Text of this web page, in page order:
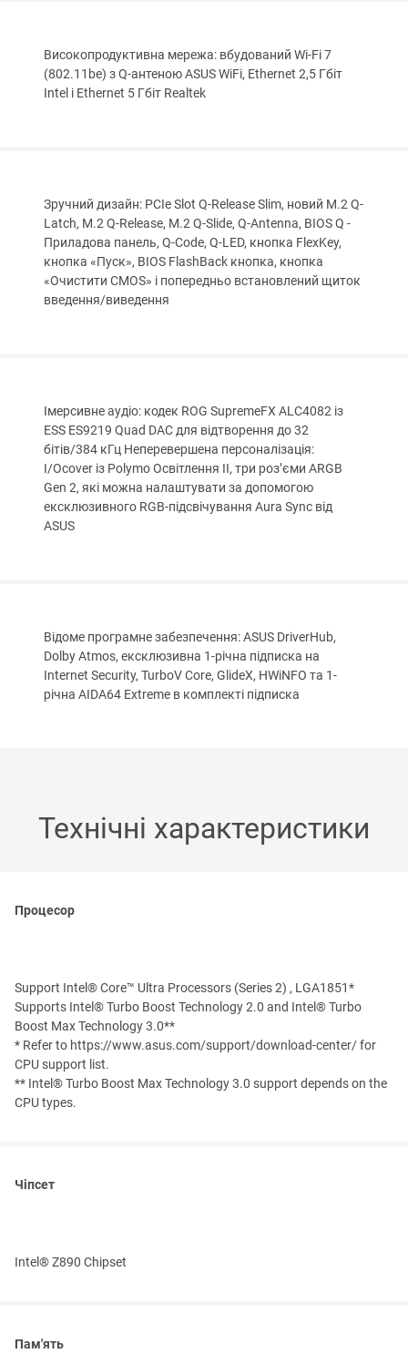
Високопродуктивна мережа: вбудований Wi-Fi 7
(802.11be) з Q-антеною ASUS WiFi, Ethernet 2,5 Гбіт
Intel і Ethernet 5 Гбіт Realtek
Зручний дизайн: PCIe Slot Q-Release Slim, новий M.2 Q-
Latch, M.2 Q-Release, M.2 Q-Slide, Q-Antenna, BIOS Q -
Приладова панель, Q-Code, Q-LED, кнопка FlexKey,
кнопка «Пуск», BIOS FlashBack кнопка, кнопка
«Очистити CMOS» і попередньо встановлений щиток
введення/виведення
Імерсивне аудіо: кодек ROG SupremeFX ALC4082 із
ESS ES9219 Quad DAC для відтворення до 32
бітів/384 кГц Неперевершена персоналізація:
I/Ocover із Polymo Освітлення II, три роз’єми ARGB
Gen 2, які можна налаштувати за допомогою
ексклюзивного RGB-підсвічування Aura Sync від
ASUS
Відоме програмне забезпечення: ASUS DriverHub,
Dolby Atmos, ексклюзивна 1-річна підписка на
Internet Security, TurboV Core, GlideX, HWiNFO та 1-
річна AIDA64 Extreme в комплекті підписка
Технічні характеристики
Процесор
Support Intel® Core™ Ultra Processors (Series 2) , LGA1851*
Supports Intel® Turbo Boost Technology 2.0 and Intel® Turbo
Boost Max Technology 3.0**
* Refer to https://www.asus.com/support/download-center/ for
CPU support list.
** Intel® Turbo Boost Max Technology 3.0 support depends on the
CPU types.
Чіпсет
Intel® Z890 Chipset
Пам'ять